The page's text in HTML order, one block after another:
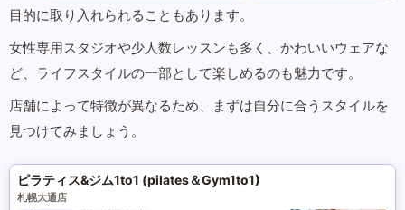
目的に取り入れられることもあります。
女性専用スタジオや少人数レッスンも多く、かわいいウェアな
ど、ライフスタイルの一部として楽しめるのも魅力です。
店舗によって特徴が異なるため、まずは自分に合うスタイルを
見つけてみましょう。
ピラティス&ジム1to1 (pilates＆Gym1to1)
札幌大通店